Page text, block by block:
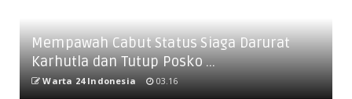
Mempawah Cabut Status Siaga Darurat
Karhutla dan Tutup Posko ...
Warta 24 Indonesia 03.16